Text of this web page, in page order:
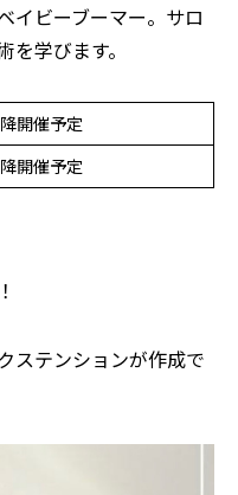
イビーブーマー。サロ
学びます。
開催予定
開催予定
ステンションが作成で